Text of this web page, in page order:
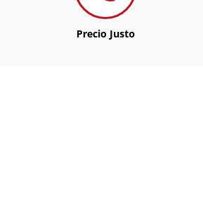
Precio Justo